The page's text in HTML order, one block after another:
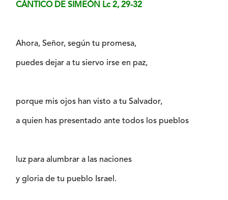
CÁNTICO DE SIMEÓN Lc 2, 29-32
Ahora, Señor, según tu promesa,
puedes dejar a tu siervo irse en paz,
porque mis ojos han visto a tu Salvador,
a quien has presentado ante todos los pueblos
luz para alumbrar a las naciones
y gloria de tu pueblo Israel.